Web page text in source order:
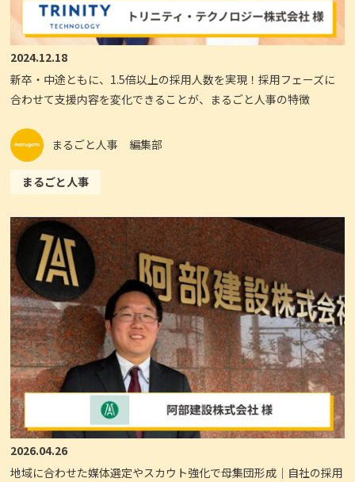
2024.12.18
新卒・中途ともに、1.5倍以上の採用人数を実現！採用フェーズに
合わせて支援内容を変化できることが、まるごと人事の特徴
まるごと人事 編集部
まるごと人事
2026.04.26
地域に合わせた媒体選定やスカウト強化で母集団形成｜自社の採用